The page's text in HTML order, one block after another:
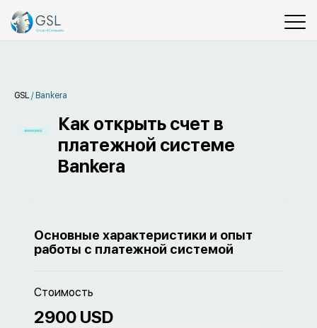
GSL / Bankera
Как открыть счет в
платежной системе
Bankera
Основные характеристики и опыт
работы с платежной системой
Стоимость
2900 USD